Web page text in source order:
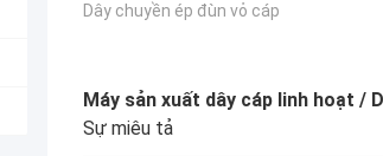
Dây chuyền ép đùn vỏ cáp
Máy sản xuất dây cáp linh hoạt /
Sự miêu tả